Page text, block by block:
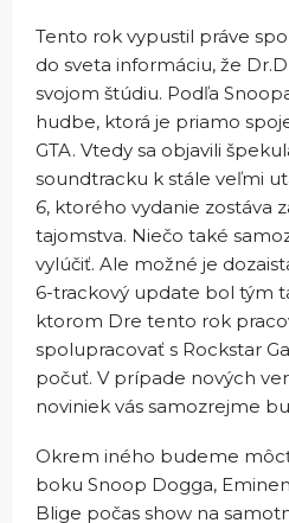
Tento rok vypustil práve
do sveta informáciu, že
svojom štúdiu. Podľa
hudbe, ktorá je priamo
GTA. Vtedy sa objavili
soundtracku k stále veľmi
6, ktorého vydanie zostáva
tajomstva. Niečo také
vylúčiť. Ale možné je
6-trackový update bol tým
ktorom Dre tento rok
spolupracovať s Rockstar
počuť. V prípade nových
noviniek vás samozrejme
Okrem iného budeme
boku Snoop Dogga,
Blige počas show na